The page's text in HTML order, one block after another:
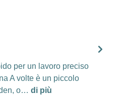
per un lavoro preciso
A volte è un piccolo
o… di più